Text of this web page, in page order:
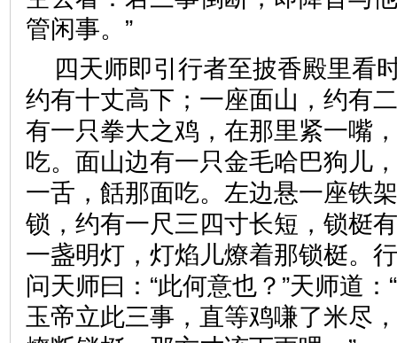
管闲事。”
四天师即引行者至披香殿里看
约有十丈高下；一座面山，约有
有一只拳大之鸡，在那里紧一嘴
吃。面山边有一只金毛哈巴狗儿
一舌，餂那面吃。左边悬一座铁
锁，约有一尺三四寸长短，锁梃
一盏明灯，灯焰儿燎着那锁梃。
问天师曰：“此何意也？”天师道
玉帝立此三事，直等鸡嗛了米尽